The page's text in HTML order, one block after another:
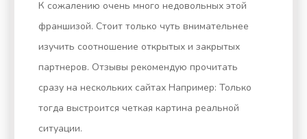
К сожалению очень много недовольных этой
франшизой. Cтоит только чуть внимательнее
изучить соотношение открытых и закрытых
партнеров. Отзывы рекомендую прочитать
сразу на нескольких сайтах Например: Только
тогда выстроится четкая картина реальной
ситуации.